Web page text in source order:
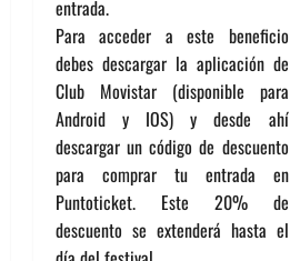
entrada.
Para acceder a este beneficio
debes descargar la aplicación de
Club Movistar (disponible para
Android y IOS) y desde ahí
descargar un código de descuento
para comprar tu entrada en
Puntoticket. Este 20% de
descuento se extenderá hasta el